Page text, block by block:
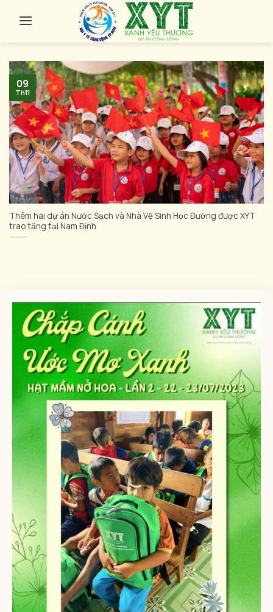
Thêm hai dự án Nước Sạch và Nhà Vệ Sinh Học Đường được XYT
trao tặng tại Nam Định
09
Th11